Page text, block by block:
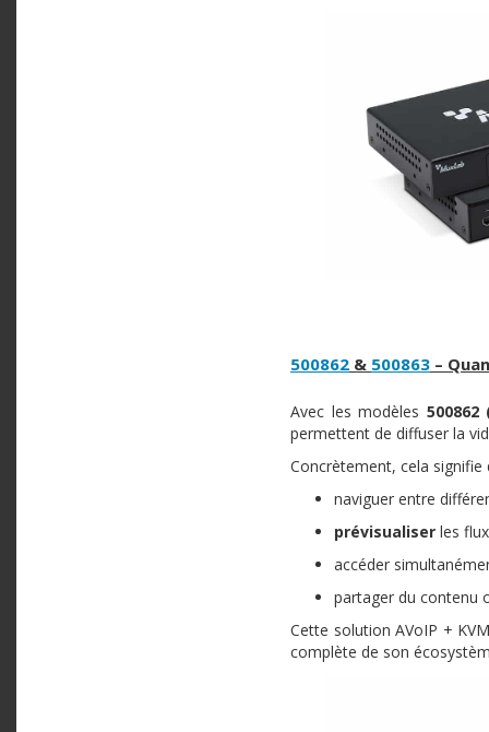
500862 & 500863 –
Avec les modèles 500862
permettent de diffuser la
Concrètement, cela signifie
naviguer entre
prévisualiser les
accéder
partager du contenu
Cette solution AVoIP +
complète de son